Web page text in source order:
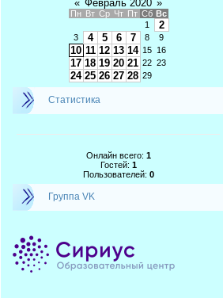
« Февраль 2020 »
Пн Вт Ср Чт Пт Сб Вс
1
2
3 4 5 6 7 8 9
10 11 12 13 14 15 16
17 18 19 20 21 22 23
24 25 26 27 28 29
Статистика
Онлайн всего: 1
Гостей: 1
Пользователей: 0
Группа VK